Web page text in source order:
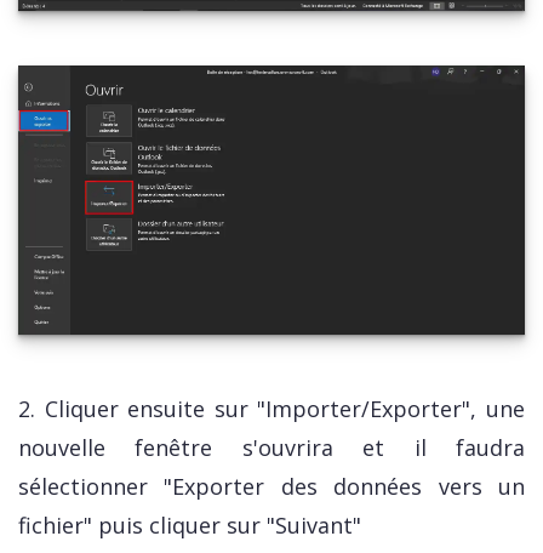
2. Cliquer ensuite sur "Importer/Exporter", une
nouvelle fenêtre s'ouvrira et il faudra
sélectionner "Exporter des données vers un
fichier" puis cliquer sur "Suivant"